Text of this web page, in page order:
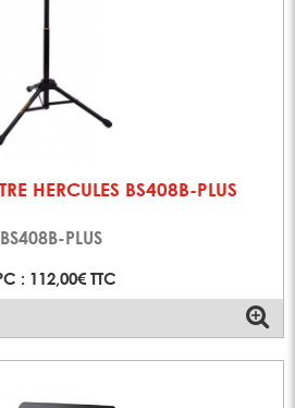
HERCULES BS408B-PLUS
BS408B-PLUS
: 112,00€ TTC